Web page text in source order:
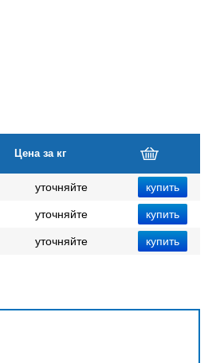
Цена за кг
уточняйте
уточняйте
уточняйте